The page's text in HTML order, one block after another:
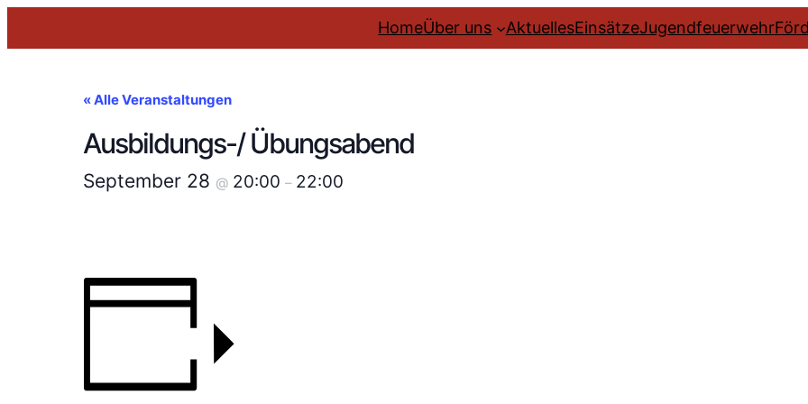
HomeÜber uns AktuellesEinsätzeJugendfeuerwehr
« Alle Veranstaltungen
Ausbildungs-/ Übungsabend
September 28 @ 20:00 – 22:00